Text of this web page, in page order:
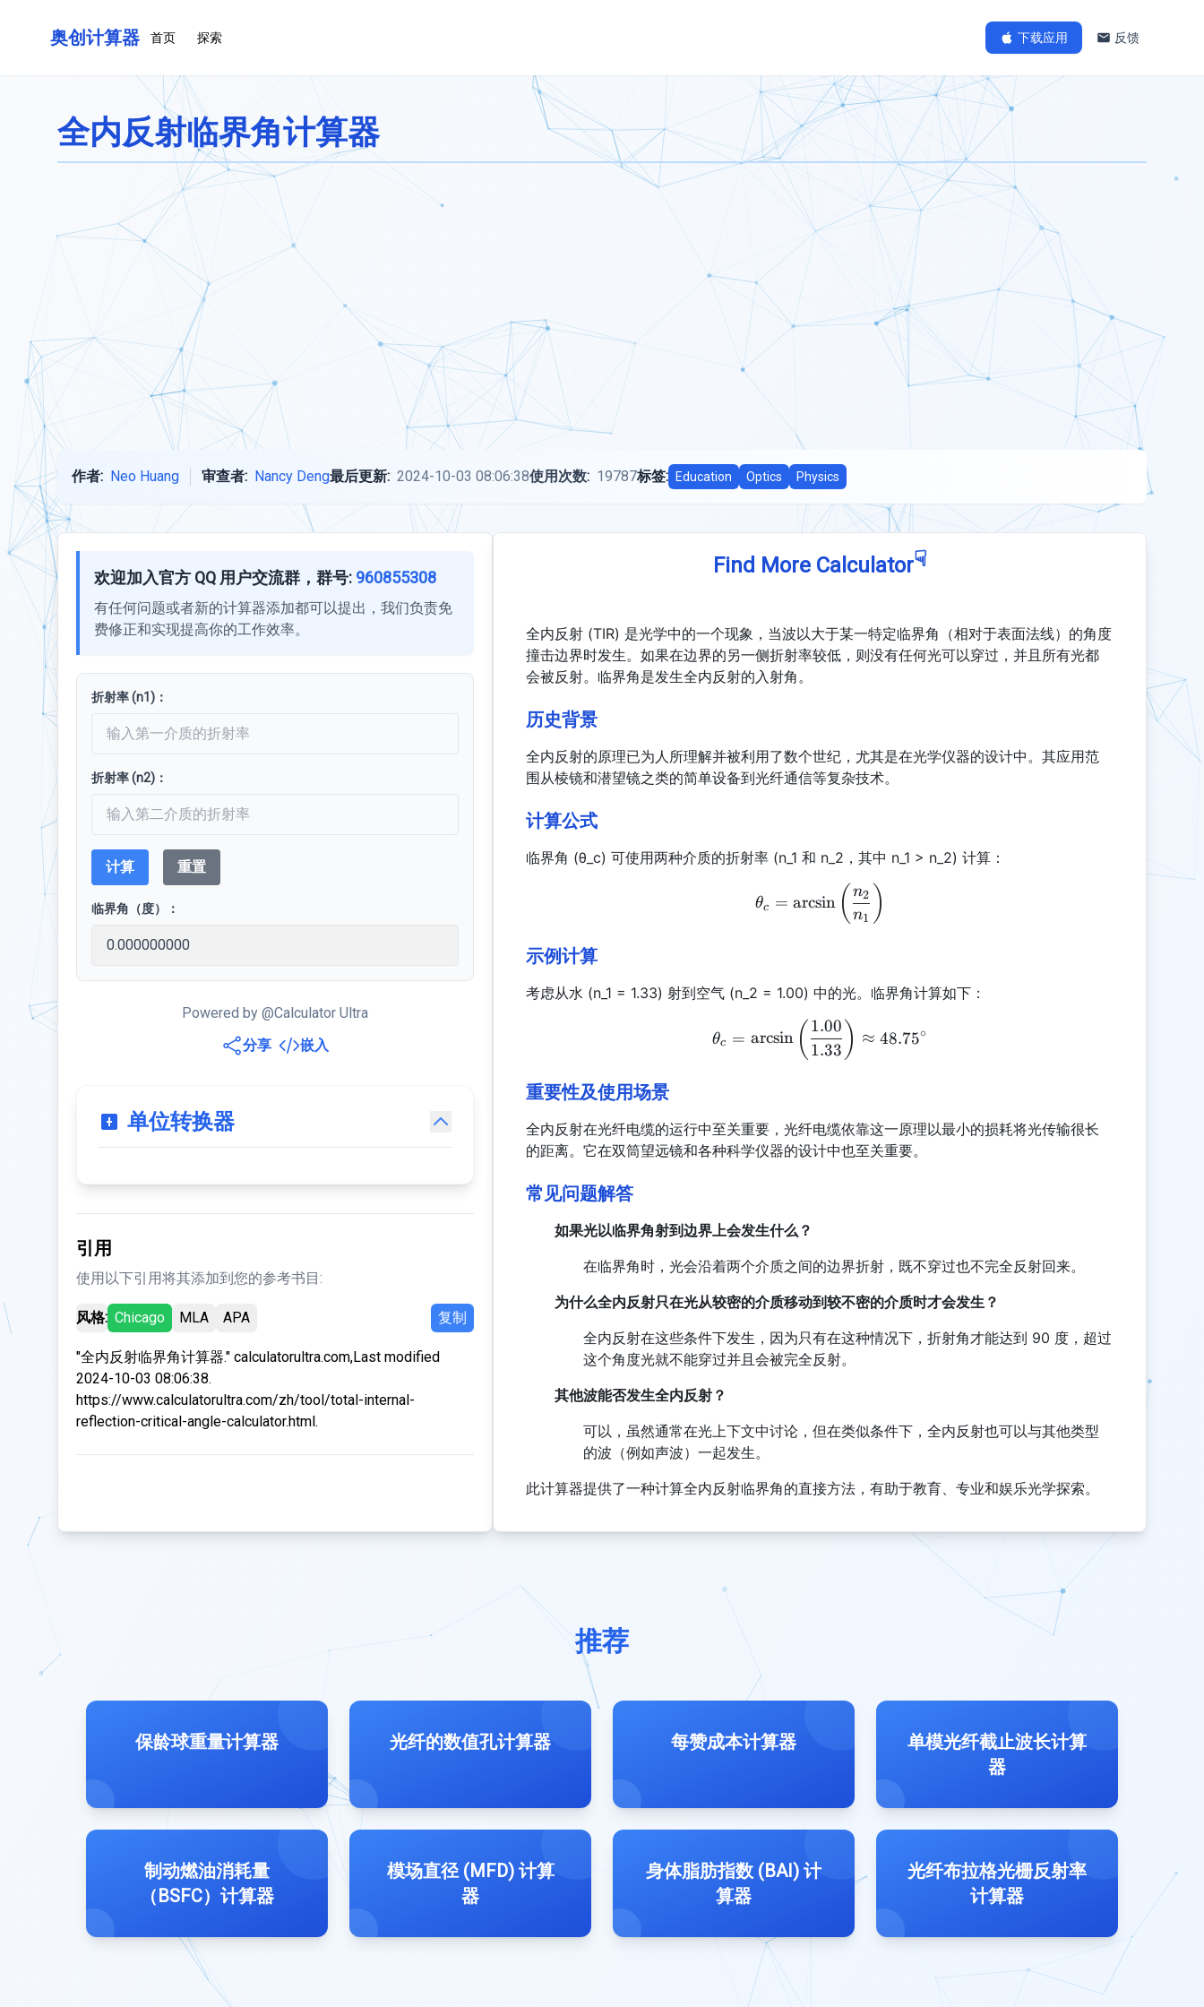
奥创计算器 首页 探索 下载应用 反馈
全内反射临界角计算器
作者: Neo Huang 审查者: Nancy Deng最后更新: 2024-10-03 08:06:38使用次数: 19787标签: Education Optics Physics
欢迎加入官方 QQ 用户交流群，群号: 960855308
有任何问题或者新的计算器添加都可以提出，我们负责免
费修正和实现提高你的工作效率。
折射率 (n1)：
折射率 (n2)：
计算 重置
临界角（度）：
Powered by @Calculator Ultra
分享
嵌入
单位转换器
引用
使用以下引用将其添加到您的参考书目:
风格: Chicago MLA APA 复制
"全内反射临界角计算器." calculatorultra.com,Last modified
2024-10-03 08:06:38.
https://www.calculatorultra.com/zh/tool/total-internal-
reflection-critical-angle-calculator.html.
Find More Calculator☟
全内反射 (TIR) 是光学中的一个现象，当波以大于某一特定临界角（相对于表面法线）的角度
撞击边界时发生。如果在边界的另一侧折射率较低，则没有任何光可以穿过，并且所有光都
会被反射。临界角是发生全内反射的入射角。
历史背景
全内反射的原理已为人所理解并被利用了数个世纪，尤其是在光学仪器的设计中。其应用范
围从棱镜和潜望镜之类的简单设备到光纤通信等复杂技术。
计算公式
临界角 (θ_c) 可使用两种介质的折射率 (n_1 和 n_2，其中 n_1 > n_2) 计算：
\theta_c = \arcsin\left(\frac{n_2}{n_1}\right)
θc = arcsin ( n1
n2 )
示例计算
考虑从水 (n_1 = 1.33) 射到空气 (n_2 = 1.00) 中的光。临界角计算如下：
\theta_c = \arcsin\left(\frac{1.00}{1.33}\right)
θc = arcsin ( 1.33
1.00 ) ≈ 48.75∘
重要性及使用场景
全内反射在光纤电缆的运行中至关重要，光纤电缆依靠这一原理以最小的损耗将光传输很长
的距离。它在双筒望远镜和各种科学仪器的设计中也至关重要。
常见问题解答
如果光以临界角射到边界上会发生什么？
在临界角时，光会沿着两个介质之间的边界折射，既不穿过也不完全反射回来。
为什么全内反射只在光从较密的介质移动到较不密的介质时才会发生？
全内反射在这些条件下发生，因为只有在这种情况下，折射角才能达到 90 度，超过
这个角度光就不能穿过并且会被完全反射。
其他波能否发生全内反射？
可以，虽然通常在光上下文中讨论，但在类似条件下，全内反射也可以与其他类型
的波（例如声波）一起发生。
此计算器提供了一种计算全内反射临界角的直接方法，有助于教育、专业和娱乐光学探索。
推荐
保龄球重量计算器 光纤的数值孔计算器 每赞成本计算器
单模光纤截止波长计算
器
制动燃油消耗量
（BSFC）计算器
模场直径 (MFD) 计算
器
身体脂肪指数 (BAI) 计
算器
光纤布拉格光栅反射率
计算器